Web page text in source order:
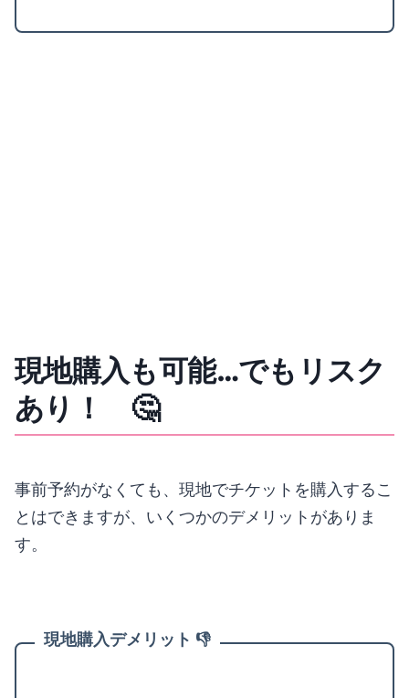
現地購入も可能…でもリスク
あり！ 🤔
事前予約がなくても、現地でチケットを購入するこ
とはできますが、いくつかのデメリットがありま
す。
現地購入デメリット 👎